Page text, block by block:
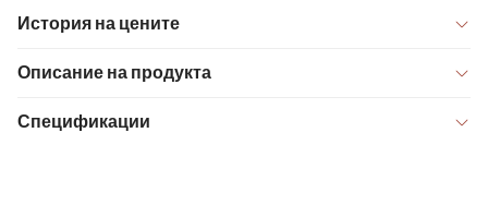
История на цените
Описание на продукта
Спецификации